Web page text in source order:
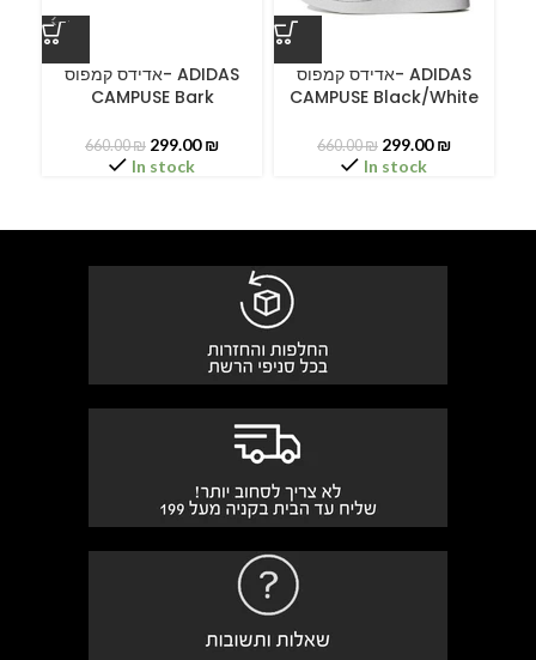
אדידס קמפוס- ADIDAS
CAMPUSE Bark
660.00₪ 299.00₪
In stock
אדידס קמפוס- ADIDAS
CAMPUSE Black/White
660.00₪ 299.00₪
In stock